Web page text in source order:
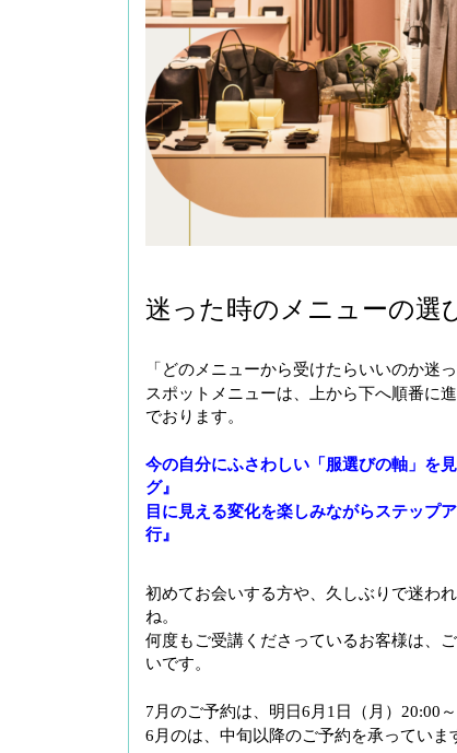
迷った時のメニューの選
「どのメニューから受けたらいいのか迷
スポットメニューは、上から下へ順番に
でおります。
今の自分にふさわしい「服選びの軸」を
グ』
目に見える変化を楽しみながらステップ
行』
初めてお会いする方や、久しぶりで迷わ
ね。
何度もご受講くださっているお客様は、
いです。
7月のご予約は、明日6月1日（月）20:00
6月のは、中旬以降のご予約を承っていま